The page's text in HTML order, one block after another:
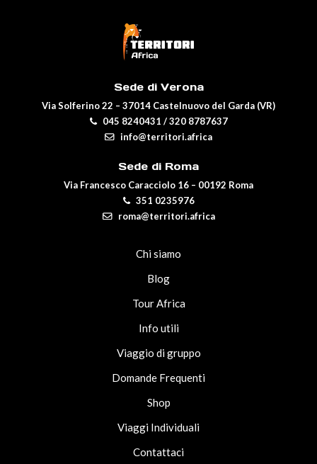
Sede di Verona
Via Solferino 22 – 37014 Castelnuovo del Garda (VR)
045 8240431 /320 8787637
info@territori.africa
Sede di Roma
Via Francesco Caracciolo 16 – 00192 Roma
351 0235976
roma@territori.africa
Chi siamo
Blog
Tour Africa
Info utili
Viaggio di gruppo
Domande Frequenti
Shop
Viaggi Individuali
Contattaci